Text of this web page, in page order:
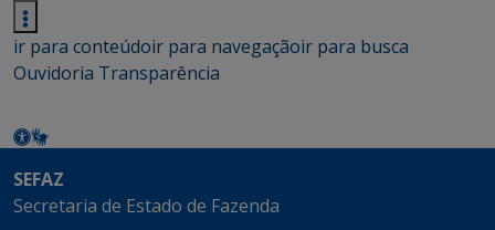
ir para conteúdoir para navegaçãoir para busca
Ouvidoria Transparência
SEFAZ
Secretaria de Estado de Fazenda